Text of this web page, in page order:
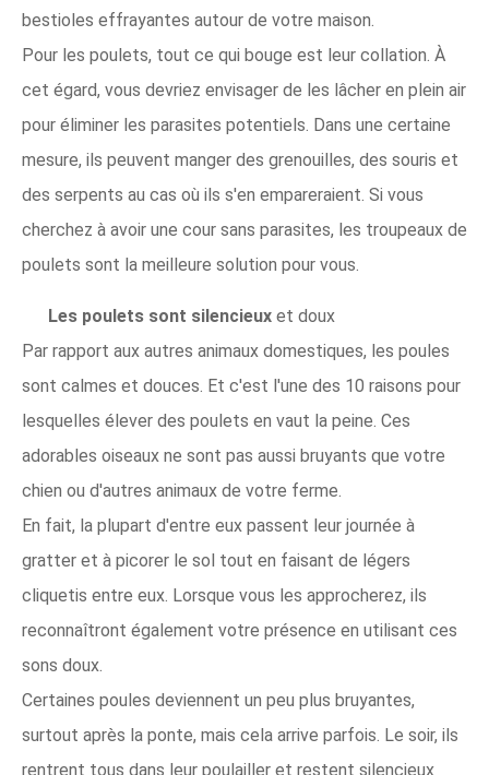
bestioles effrayantes autour de votre maison.
Pour les poulets, tout ce qui bouge est leur collation. À
cet égard, vous devriez envisager de les lâcher en plein air
pour éliminer les parasites potentiels. Dans une certaine
mesure, ils peuvent manger des grenouilles, des souris et
des serpents au cas où ils s'en empareraient. Si vous
cherchez à avoir une cour sans parasites, les troupeaux de
poulets sont la meilleure solution pour vous.
Les poulets sont silencieux et doux
Par rapport aux autres animaux domestiques, les poules
sont calmes et douces. Et c'est l'une des 10 raisons pour
lesquelles élever des poulets en vaut la peine. Ces
adorables oiseaux ne sont pas aussi bruyants que votre
chien ou d'autres animaux de votre ferme.
En fait, la plupart d'entre eux passent leur journée à
gratter et à picorer le sol tout en faisant de légers
cliquetis entre eux. Lorsque vous les approcherez, ils
reconnaîtront également votre présence en utilisant ces
sons doux.
Certaines poules deviennent un peu plus bruyantes,
surtout après la ponte, mais cela arrive parfois. Le soir, ils
rentrent tous dans leur poulailler et restent silencieux